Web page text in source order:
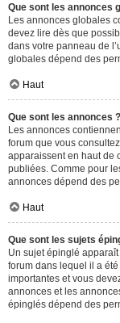
Que sont les annonces
Les annonces globales
devez lire dès que
dans votre panneau de
globales dépend des
Haut
Que sont les annonces ?
Les annonces
forum que vous
apparaissent en haut de
publiées. Comme pour
annonces dépend des
Haut
Que sont les sujets
Un sujet épinglé
forum dans lequel il a
importantes et vous
annonces et les
épinglés dépend des